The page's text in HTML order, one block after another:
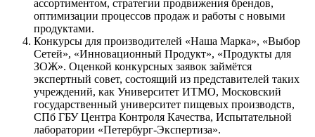
ассортиментом, стратегии продвижения брендов,
оптимизации процессов продаж и работы с новыми
продуктами.
Конкурсы для производителей «Наша Марка», «Выбор
Сетей», «Инновационный Продукт», «Продукты для
ЗОЖ». Оценкой конкурсных заявок займётся
экспертный совет, состоящий из представителей таких
учреждений, как Университет ИТМО, Московский
государственный университет пищевых производств,
СПб ГБУ Центра Контроля Качества, Испытательной
лаборатории «Петербург-Экспертиза».